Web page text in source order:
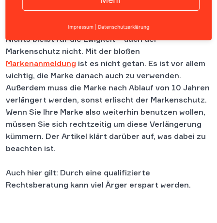
Inhalt
Nichts bleibt für die Ewigkeit ­­– auch der
Markenschutz nicht. Mit der bloßen
Markenanmeldung ist es nicht getan. Es ist vor allem
wichtig, die Marke danach auch zu verwenden.
Außerdem muss die Marke nach Ablauf von 10 Jahren
verlängert werden, sonst erlischt der Markenschutz.
Wenn Sie Ihre Marke also weiterhin benutzen wollen,
müssen Sie sich rechtzeitig um diese Verlängerung
kümmern. Der Artikel klärt darüber auf, was dabei zu
beachten ist.
Auch hier gilt: Durch eine qualifizierte
Rechtsberatung kann viel Ärger erspart werden.
Impressum Datenschutzerklärung